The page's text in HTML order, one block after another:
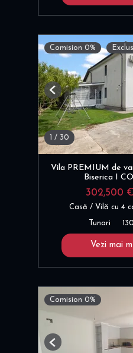
Comision 0%
1 / 30
Previous
Vila PREMIUM de
Biserica I
302,500 €
Casă / Vilă cu 4
Tunari
Vezi mai
Comision 0%
Previous